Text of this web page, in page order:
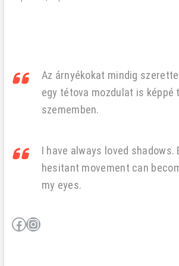
navigáció
Az árnyékokat mindig
egy tétova mozdulat is képpé
szememben.
I have always loved shadows.
hesitant movement can
my eyes.
Facebook
Instagram